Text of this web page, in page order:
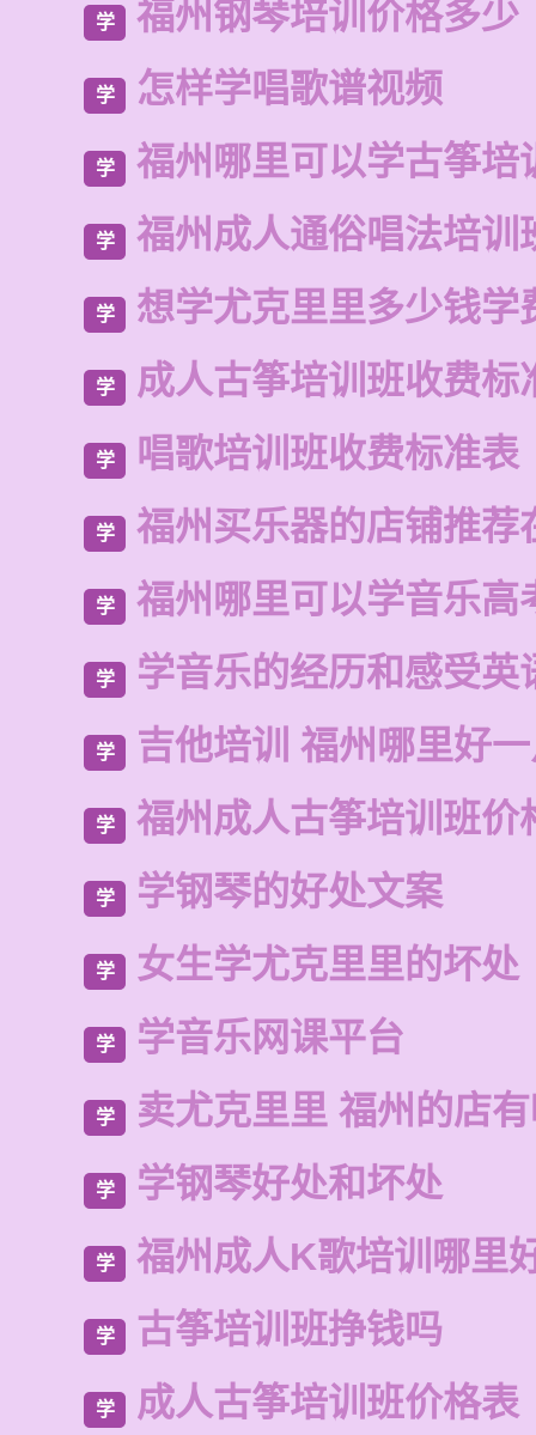
学 福州钢琴培训价格多少
学 怎样学唱歌谱视频
学 福州哪里可以学古筝培
学 福州成人通俗唱法培训
学 想学尤克里里多少钱学
学 成人古筝培训班收费标
学 唱歌培训班收费标准表
学 福州买乐器的店铺推荐
学 福州哪里可以学音乐高
学 学音乐的经历和感受英
学 吉他培训 福州哪里好
学 福州成人古筝培训班价
学 学钢琴的好处文案
学 女生学尤克里里的坏处
学 学音乐网课平台
学 卖尤克里里 福州的店
学 学钢琴好处和坏处
学 福州成人K歌培训哪里
学 古筝培训班挣钱吗
学 成人古筝培训班价格表